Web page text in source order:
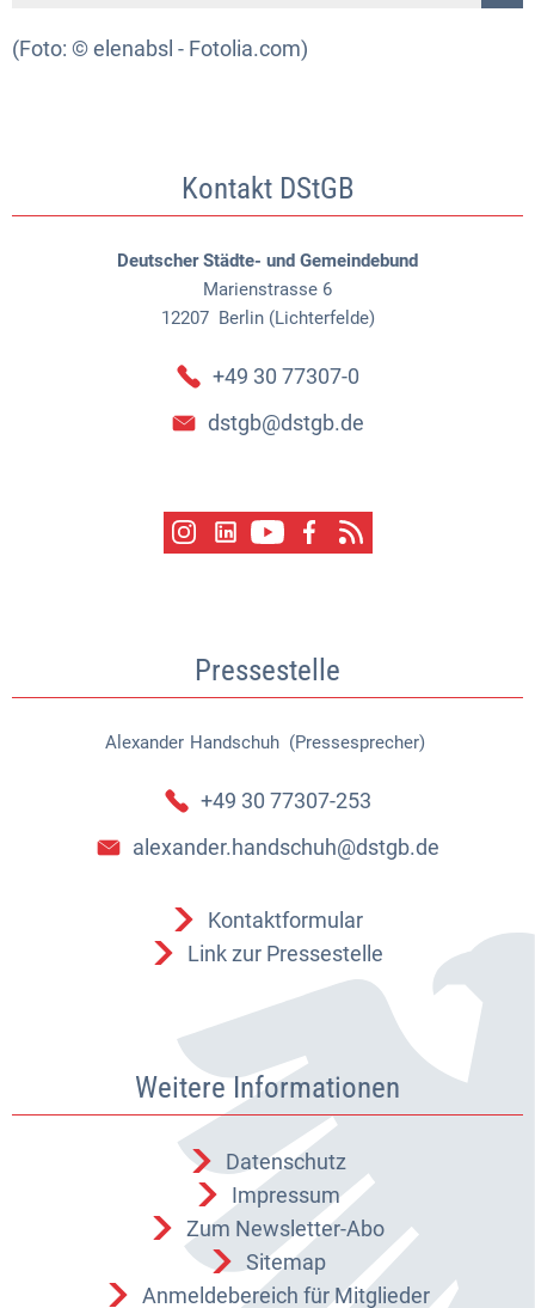
(Foto: © elenabsl - Fotolia.com)
Kontakt DStGB
Deutscher Städte- und Gemeindebund
Marienstrasse 6
12207 Berlin (Lichterfelde)
+49 30 77307-0
dstgb@dstgb.de
Pressestelle
Alexander Handschuh (Pressesprecher)
Alexander Handschuh
+49 30 77307-253
alexander.handschuh@dstgb.de
Kontaktformular
Link zur Pressestelle
Weitere Informationen
Datenschutz
Impressum
Zum Newsletter-Abo
Sitemap
Anmeldebereich für Mitglieder